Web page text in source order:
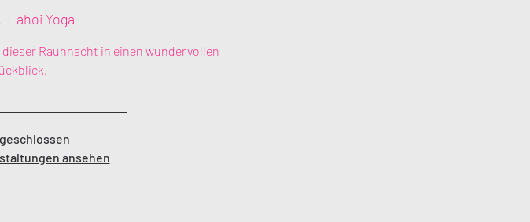
  |
ahoi Yoga
Rauhnacht in einen wundervollen
ansehen